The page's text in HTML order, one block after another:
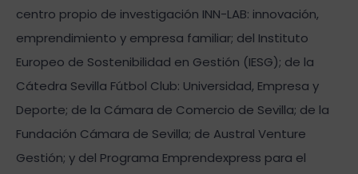
centro propio de investigación INN-LAB: innovación,
emprendimiento y empresa familiar; del Instituto
Europeo de Sostenibilidad en Gestión (IESG); de la
Cátedra Sevilla Fútbol Club: Universidad, Empresa y
Deporte; de la Cámara de Comercio de Sevilla; de la
Fundación Cámara de Sevilla; de Austral Venture
Gestión; y del Programa Emprendexpress para el